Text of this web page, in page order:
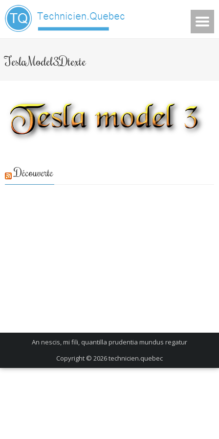
TeslaModel3Dtexte
Découverte
An nescis, mi fili, quantilla prudentia mundus regatur
Copyright © 2026technicien.quebec